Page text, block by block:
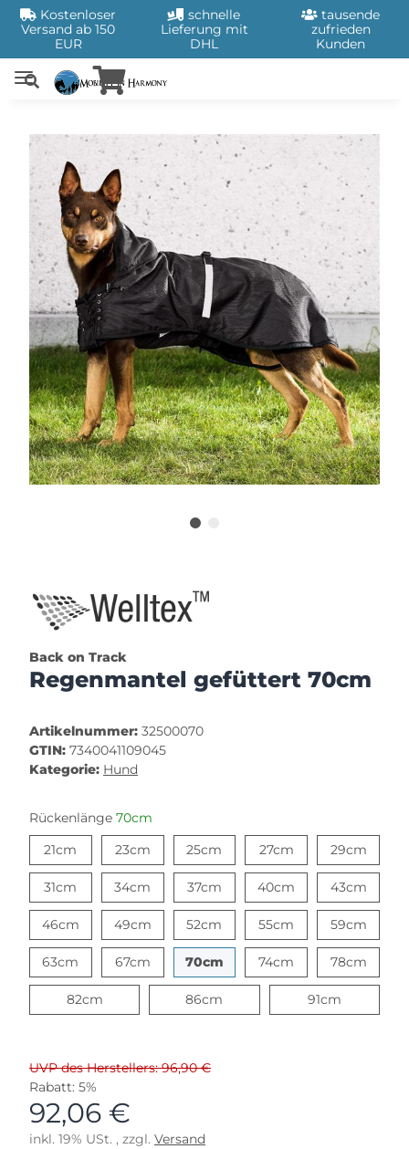
Kostenloser
Versand ab 150
EUR
schnelle
Lieferung mit
DHL
tausende
zufrieden
Kunden
Back on Track
Regenmantel gefüttert 70cm
Artikelnummer: 32500070
GTIN: 7340041109045
Kategorie: Hund
Rückenlänge 70cm
21cm
23cm23cm 25cm 27cm27cm 29cm29cm
31cm 34cm 37cm37cm 40cm 40cm43cm43cm
46cm46cm49cm49cm52cm 55cm 59cm59cm
63cm 67cm67cm 70cm70cm74cm 78cm78cm
82cm82cm 86cm 91cm91cm
UVP des Herstellers: 96,90 €
Rabatt: 5%
92,06 €
inkl. 19% USt. , zzgl. Versand